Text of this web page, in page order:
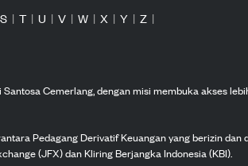
S | T | U | V | W | X | Y | Z |
Cemerlang, dengan misi membuka akses
Pedagang Derivatif Keuangan yang berizin
(JFX) dan Kliring Berjangka Indonesia (KBI).